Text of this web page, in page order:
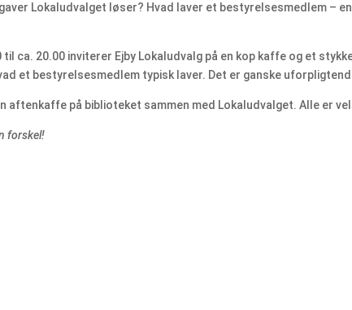
Lokaludvalget løser? Hvad laver et bestyrelsesmedlem
til ca. 20.00 inviterer Ejby Lokaludvalg på en kop kaffe og et
et bestyrelsesmedlem typisk laver. Det er ganske
aftenkaffe på biblioteket sammen med Lokaludvalget. Alle er
forskel!